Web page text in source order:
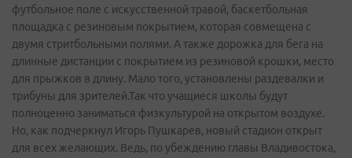
футбольное поле с искусственной травой, баскетбольная
площадка с резиновым покрытием, которая совмещена с
двумя стритбольными полями. А также дорожка для бега на
длинные дистанции с покрытием из резиновой крошки, место
для прыжков в длину. Мало того, установлены раздевалки и
трибуны для зрителей.Так что учащиеся школы будут
полноценно заниматься физкультурой на открытом воздухе.
Но, как подчеркнул Игорь Пушкарев, новый стадион открыт
для всех желающих. Ведь, по убеждению главы Владивостока,